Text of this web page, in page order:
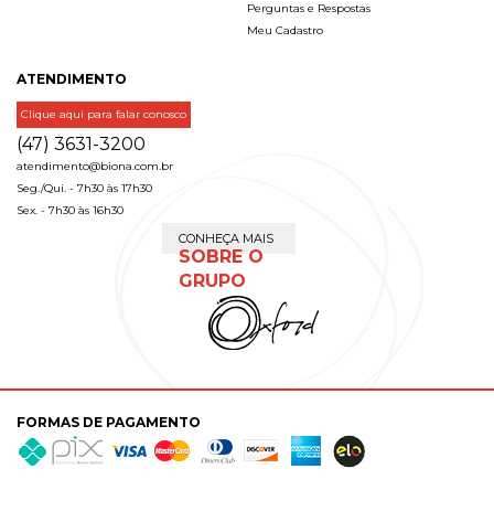
Perguntas e Respostas
Meu Cadastro
ATENDIMENTO
Clique aqui para falar conosco
(47) 3631-3200
atendimento@biona.com.br
Seg./Qui. - 7h30 às 17h30
Sex. - 7h30 às 16h30
CONHEÇA MAIS
SOBRE O
GRUPO
FORMAS DE PAGAMENTO